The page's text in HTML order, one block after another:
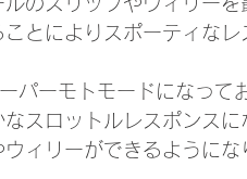
ことによりスポーティな
パーモトモードになって
なスロットルレスポンス
ウィリーができるようにな